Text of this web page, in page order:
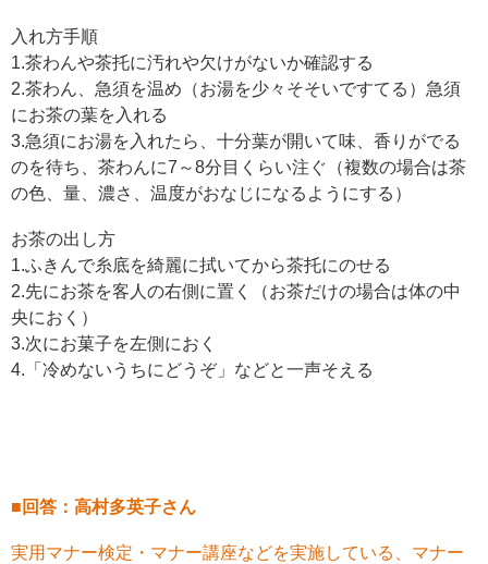
入れ方手順
1.茶わんや茶托に汚れや欠けがないか確認する
2.茶わん、急須を温め（お湯を少々そそいですてる）急須
にお茶の葉を入れる
3.急須にお湯を入れたら、十分葉が開いて味、香りがでる
のを待ち、茶わんに7～8分目くらい注ぐ（複数の場合は茶
の色、量、濃さ、温度がおなじになるようにする）
お茶の出し方
1.ふきんで糸底を綺麗に拭いてから茶托にのせる
2.先にお茶を客人の右側に置く（お茶だけの場合は体の中
央におく）
3.次にお菓子を左側におく
4.「冷めないうちにどうぞ」などと一声そえる
■回答：高村多英子さん
実用マナー検定・マナー講座などを実施している、マナー